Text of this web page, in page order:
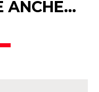
ANCHE…